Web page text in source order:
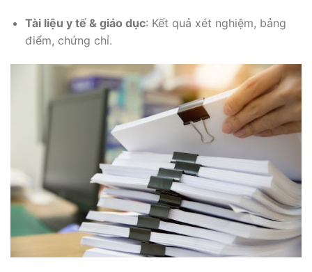
Tài liệu y tế & giáo dục: Kết quả xét nghiệm, bảng
điểm, chứng chỉ.